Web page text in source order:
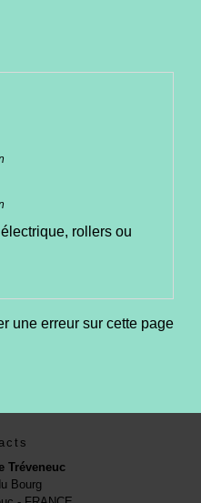
rollers ou
une erreur sur cette page
Tréveneuc
Bourg